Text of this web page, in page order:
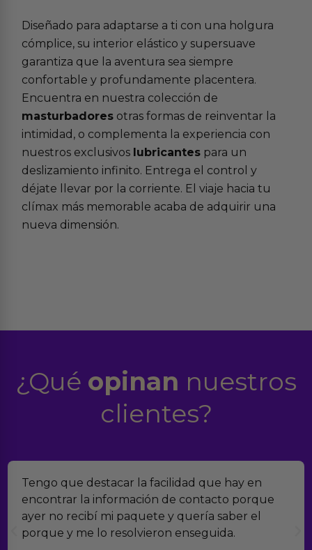
Diseñado para adaptarse a ti con una holgura
cómplice, su interior elástico y supersuave
garantiza que la aventura sea siempre
confortable y profundamente placentera.
Encuentra en nuestra colección de
masturbadores otras formas de reinventar la
intimidad, o complementa la experiencia con
nuestros exclusivos lubricantes para un
deslizamiento infinito. Entrega el control y
déjate llevar por la corriente. El viaje hacia tu
clímax más memorable acaba de adquirir una
nueva dimensión.
¿Qué opinan nuestros
clientes?
Encontramos Erotiks a través de Google y la
verdad es que nos han sorprendido. Tienen
muchísimos productos y han sido super atentos
con el seguimiento del pedido.